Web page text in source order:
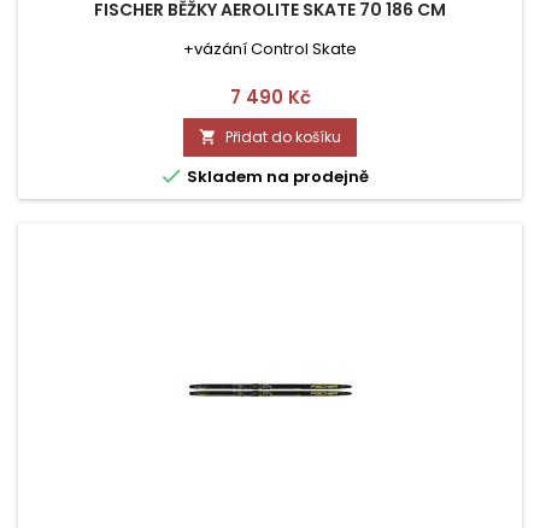
FISCHER BĚŽKY AEROLITE SKATE 70 186 CM
+vázání Control Skate
Cena
7 490 Kč
 Přidat do košíku
 Skladem na prodejně